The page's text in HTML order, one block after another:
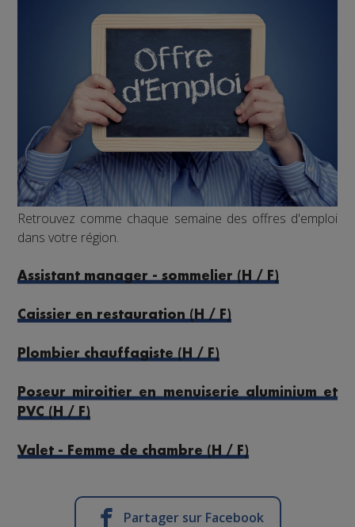
Retrouvez comme chaque semaine des offres d'emploi
dans votre région.
Assistant manager - sommelier (H / F)
Caissier en restauration (H / F)
Plombier chauffagiste (H / F)
Poseur miroitier en menuiserie aluminium et
PVC (H / F)
Valet - Femme de chambre (H / F)
Partager sur Facebook